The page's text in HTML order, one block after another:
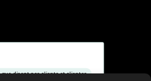
que disent nos clients et clientes